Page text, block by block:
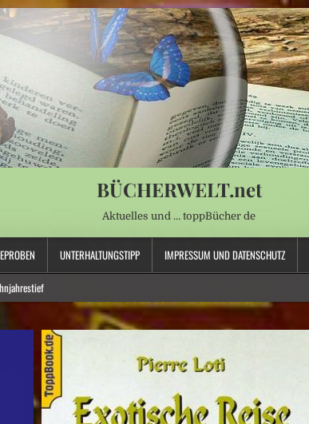
BÜCHERWELT.net
Aktuelles und … toppBücher de
UNTERHALTUNGSTIPP IMPRESSUM UND DATENSCHUTZ
aus
gebracht
Betreffzeile